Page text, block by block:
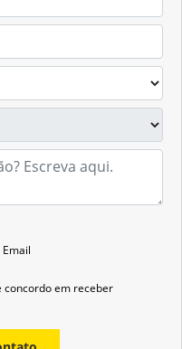
Email
concordo em receber